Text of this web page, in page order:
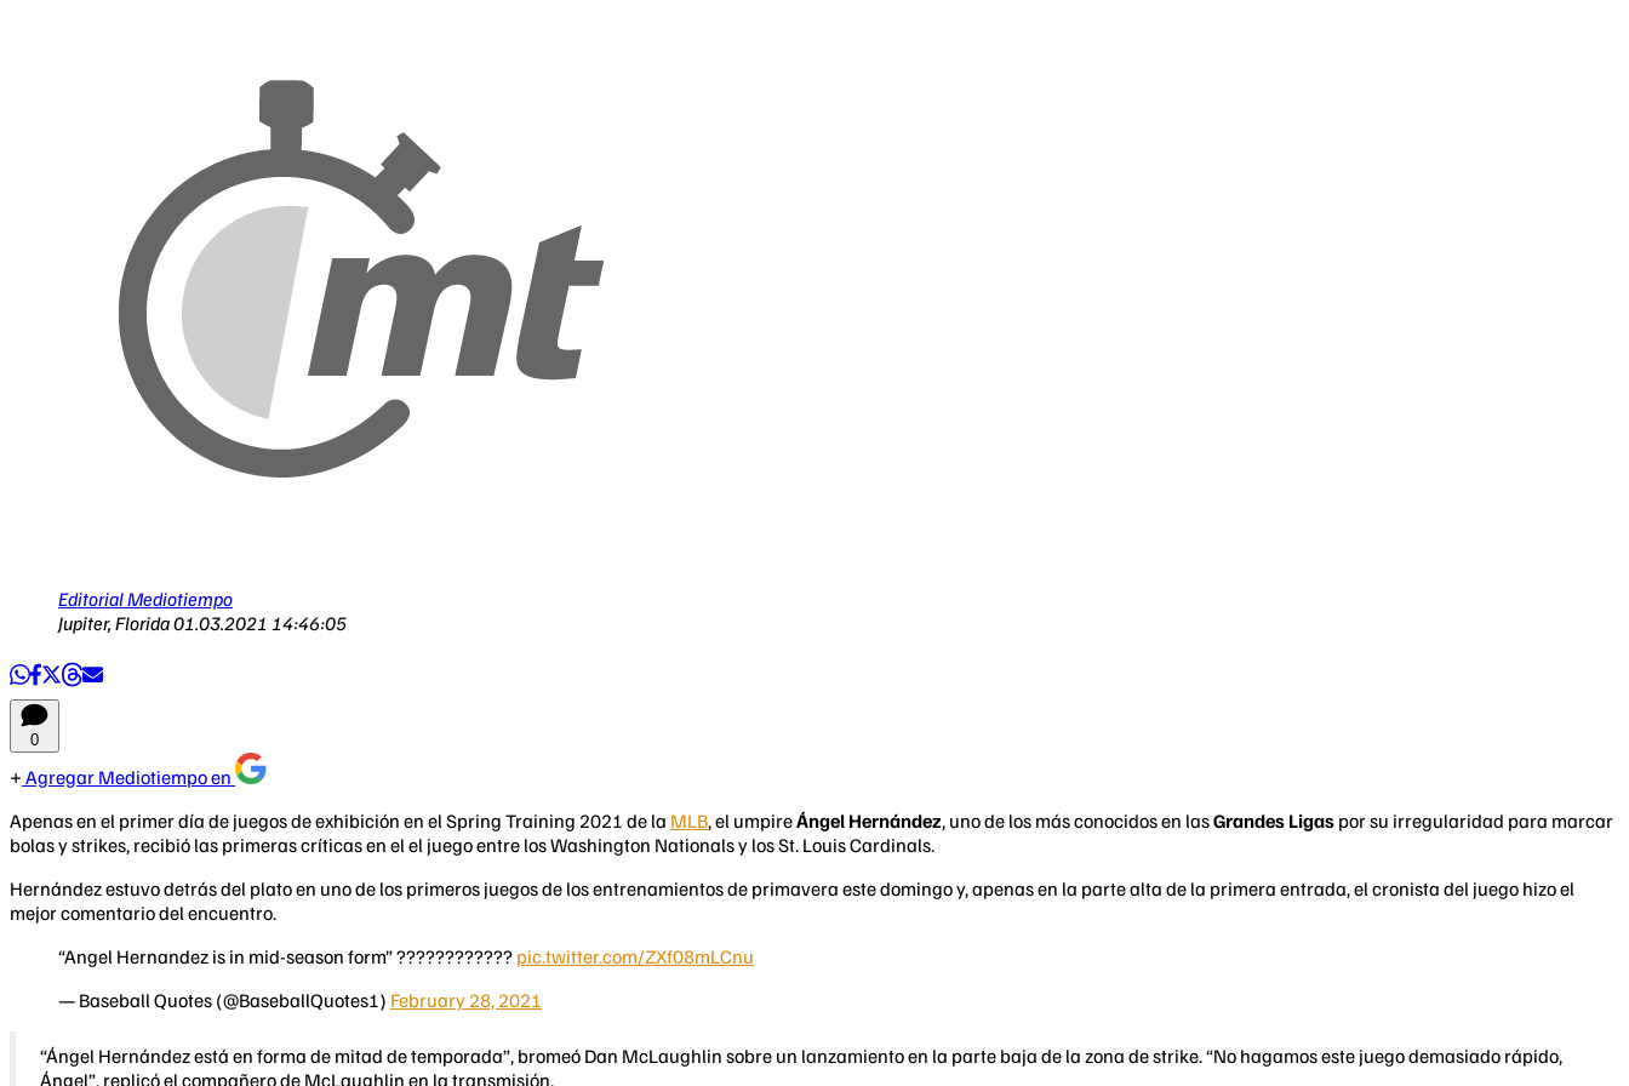
Editorial Mediotiempo
Jupiter, Florida01.03.2021 14:46:05
0
Agregar Mediotiempo en
Apenas en el primer día de juegos de exhibición en el Spring Training 2021 de la MLB, el umpireÁngel Hernández, uno de los más conocidos en lasGrandes Ligas por su irregularidad para marcar
bolas y strikes, recibió las primeras críticas en el el juego entre los Washington Nationals y los St. Louis Cardinals.
Hernández estuvo detrás del plato en uno de los primeros juegos de los entrenamientos de primavera este domingo y, apenas en la parte alta de la primera entrada, el cronista del juego hizo el
mejor comentario del encuentro.
“Angel Hernandez is in mid-season form” ???????????? pic.twitter.com/ZXf08mLCnu
— Baseball Quotes (@BaseballQuotes1) February 28, 2021
“Ángel Hernández está en forma de mitad de temporada”, bromeó Dan McLaughlin sobre un lanzamiento en la parte baja de la zona de strike. “No hagamos este juego demasiado rápido,
Ángel”, replicó el compañero de McLaughlin en la transmisión.